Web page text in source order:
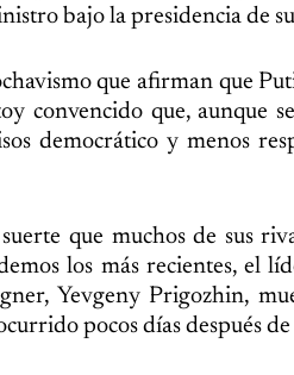
bajo la presidencia de
que afirman que
convencido que, aunque
democrático y menos
que muchos de sus
los más recientes, el
Yevgeny Prigozhin,
pocos días después